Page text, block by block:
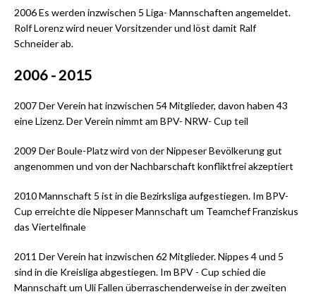
2006 Es werden inzwischen 5 Liga- Mannschaften angemeldet.
Rolf Lorenz wird neuer Vorsitzender und löst damit Ralf
Schneider ab.
2006 - 2015
2007 Der Verein hat inzwischen 54 Mitglieder, davon haben 43
eine Lizenz. Der Verein nimmt am BPV- NRW- Cup teil
2009 Der Boule-Platz wird von der Nippeser Bevölkerung gut
angenommen und von der Nachbarschaft konfliktfrei akzeptiert
2010 Mannschaft 5 ist in die Bezirksliga aufgestiegen. Im BPV-
Cup erreichte die Nippeser Mannschaft um Teamchef Franziskus
das Viertelfinale
2011 Der Verein hat inzwischen 62 Mitglieder. Nippes 4 und 5
sind in die Kreisliga abgestiegen. Im BPV - Cup schied die
Mannschaft um Uli Fallen überraschenderweise in der zweiten